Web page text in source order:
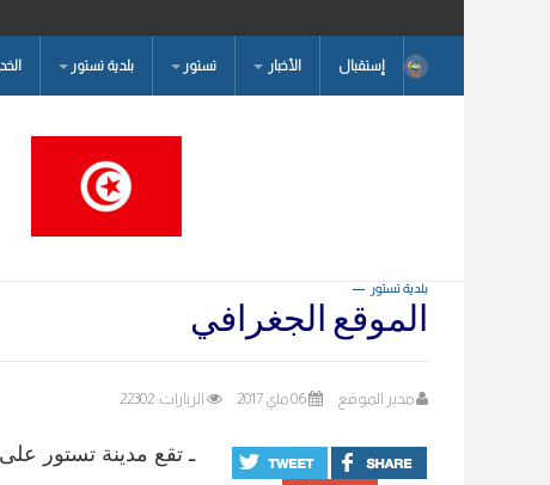
إستقبال الأخبار تستور بلدية تستور
بلدية تستور
الموقع الجغرافي
مدير الموقع 06 ماي 2017 الزيارات: 22302
ـ تقع مدينة تستور على